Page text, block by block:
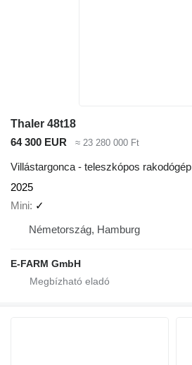
Thaler 48t18
64 300 EUR
≈ 23 280 000 Ft
Villástargonca - teleszkópos rakodógép
2025
Mini ✓
Németország, Hamburg
E-FARM GmbH